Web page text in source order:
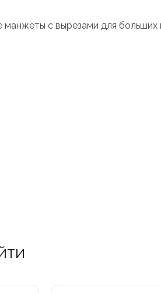
с вырезами для больших